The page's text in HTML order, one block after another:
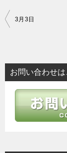
投
ビ
ゲ
3月3日
お問い合わせ